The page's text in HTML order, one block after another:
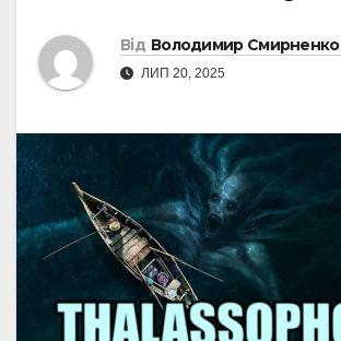
Від Володимир Смирненко
ЛИП 20, 2025